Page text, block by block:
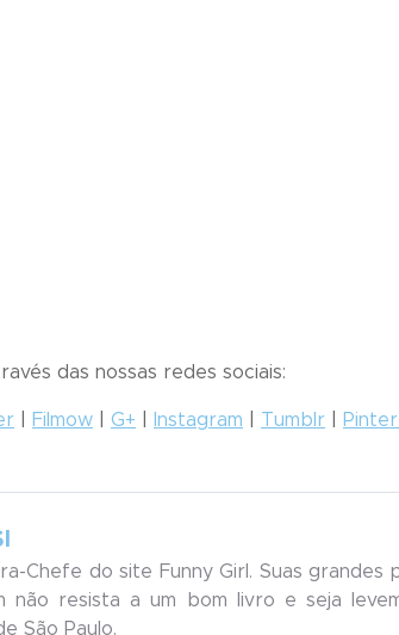
das nossas redes sociais:
Filmow G+ Instagram Tumblr
Chefe do site Funny Girl. Suas grandes
não resista a um bom livro e seja
São Paulo.